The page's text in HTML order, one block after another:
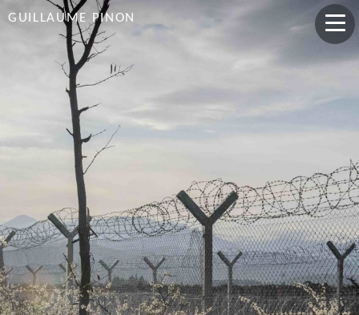
GUILLAUME PINON